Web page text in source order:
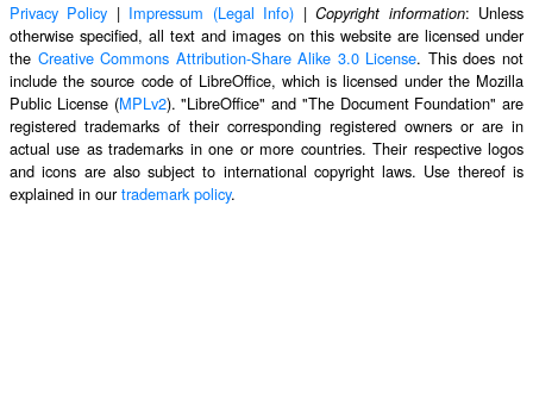
Privacy Policy | Impressum (Legal Info) |Copyright information: Unless
otherwise specified, all text and images on this website are licensed under
the Creative Commons Attribution-Share Alike 3.0 License. This does not
include the source code of LibreOffice, which is licensed under the Mozilla
Public License (MPLv2). "LibreOffice" and "The Document Foundation" are
registered trademarks of their corresponding registered owners or are in
actual use as trademarks in one or more countries. Their respective logos
and icons are also subject to international copyright laws. Use thereof is
explained in ourtrademark policy.